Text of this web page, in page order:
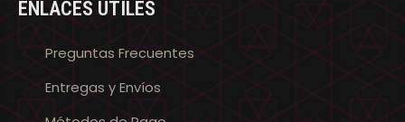
ENLACES ÚTILES
Preguntas Frecuentes
Entregas y Envíos